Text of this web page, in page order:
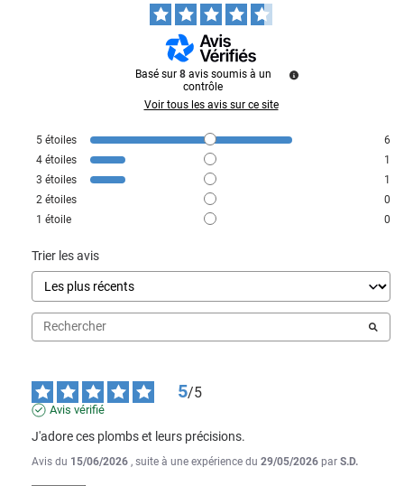
Basé sur 8 avis soumis à un
contrôle
Voir tous les avis sur ce site
5 étoiles
6
4 étoiles
1
3 étoiles
1
2 étoiles
0
1 étoile 0
Trier les avis
5/5
Avis vérifié
J'adore ces plombs et leurs précisions.
Avis du 15/06/2026 , suite à une expérience du 29/05/2026 par S.D.